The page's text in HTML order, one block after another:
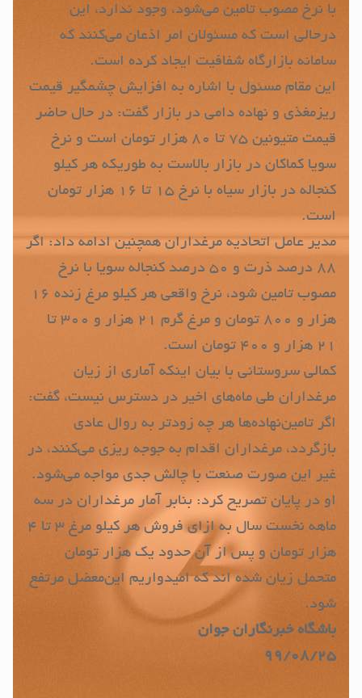
با نرخ مصوب تامین می‌شود، وجود ندارد، این
درحالی است که مسئولان امر اذعان می‌کنند که
سامانه بازارگاه شفافیت ایجاد کرده است.
این مقام ‌مسئول با اشاره به افزایش چشمگیر قیمت
ریزمغذی و نهاده دامی در بازار گفت: در حال حاضر
قیمت متیونین ۷۵ تا ۸۰ هزار تومان است و نرخ
سویا کماکان در بازار بالاست به طوریکه هر کیلو
کنجاله در بازار سیاه با نرخ ۱۵ تا ۱۶ هزار تومان
است.
مدیر عامل اتحادیه مرغداران همچنین ادامه داد: اگر
۸۸ درصد ذرت و ۵۰ درصد کنجاله سویا با نرخ
مصوب تامین شود، نرخ واقعی هر کیلو مرغ زنده ۱۶
هزار و ۸۰۰ تومان و مرغ گرم ۲۱ هزار و ۳۰۰ تا
۲۱ هزار و ۴۰۰ تومان است.
کمالی سروستانی با بیان اینکه آماری از زیان
مرغداران طی ماه‌های اخیر در دسترس نیست، گفت:
اگر تامین‌نهاده‌ها هر چه زودتر به روال عادی
بازگردد، مرغداران اقدام به جوجه ریزی می‌کنند، در
غیر این صورت صنعت با چالش جدی مواجه می‌شود.
او در پایان تصریح کرد: بنابر آمار مرغداران در سه
ماهه نخست سال به ازای فروش هر کیلو مرغ ۳ تا ۴
هزار تومان و پس از آن حدود یک هزار تومان
متحمل زیان شده اند که امیدواریم این‌معضل مرتفع
شود.
باشگاه خبرنگاران جوان
۹۹/۰۸/۲۵